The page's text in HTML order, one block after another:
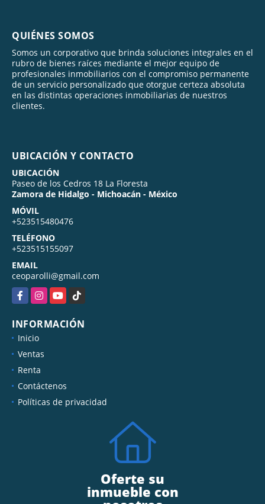
QUIÉNES SOMOS
Somos un corporativo que brinda soluciones integrales en el
rubro de bienes raíces mediante el mejor equipo de
profesionales inmobiliarios con el compromiso permanente
de un servicio personalizado que otorgue certeza absoluta
en las distintas operaciones inmobiliarias de nuestros
clientes.
UBICACIÓN Y CONTACTO
UBICACIÓN
Paseo de los Cedros 18 La Floresta
Zamora de Hidalgo - Michoacán - México
MÓVIL
+523515480476
TELÉFONO
+523515155097
EMAIL
ceoparolli@gmail.com
FacebookInstagramYouTubeTikTok
INFORMACIÓN
Inicio
Ventas
Renta
Contáctenos
Políticas de privacidad
Oferte su
inmueble con